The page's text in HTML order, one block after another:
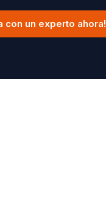
con un experto ahora!